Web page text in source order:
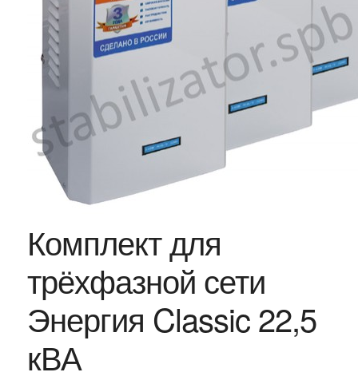
Комплект для
трёхфазной сети
Энергия Classic 22,5
кВА